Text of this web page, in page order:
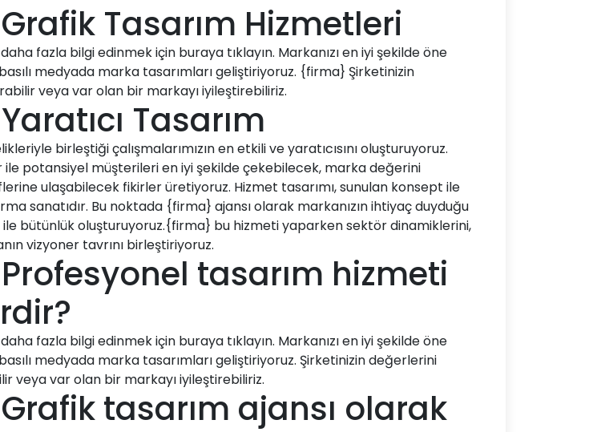
Tasarım Hizmetleri
fazla bilgi edinmek için buraya tıklayın. Markanızı en iyi şekilde öne
medyada marka tasarımları geliştiriyoruz. {firma} Şirketinizin
veya var olan bir markayı iyileştirebiliriz.
Tasarım
birleştiği çalışmalarımızın en etkili ve yaratıcısını oluşturuyoruz.
ile potansiyel müşterileri en iyi şekilde çekebilecek, marka değerini
ulaşabilecek fikirler üretiyoruz. Hizmet tasarımı, sunulan konsept ile
sanatıdır. Bu noktada {firma} ajansı olarak markanızın ihtiyaç duyduğu
bütünlük oluşturuyoruz.{firma} bu hizmeti yaparken sektör dinamiklerini,
vizyoner tavrını birleştiriyoruz.
tasarım hizmeti
fazla bilgi edinmek için buraya tıklayın. Markanızı en iyi şekilde öne
medyada marka tasarımları geliştiriyoruz. Şirketinizin değerlerini
veya var olan bir markayı iyileştirebiliriz.
tasarım ajansı olarak